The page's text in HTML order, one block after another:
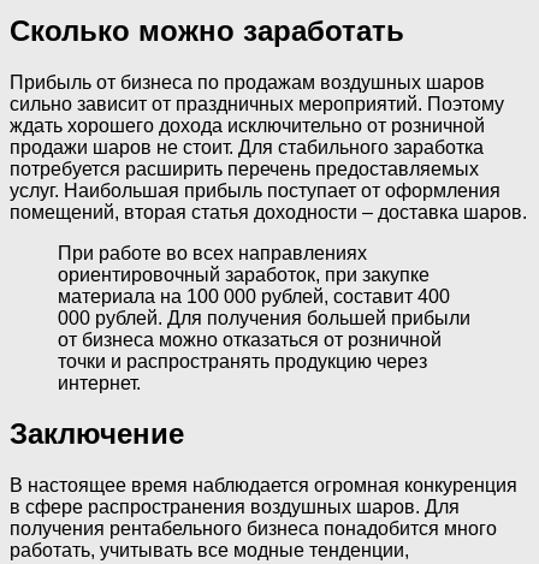
Сколько можно заработать
Прибыль от бизнеса по продажам воздушных шаров
сильно зависит от праздничных мероприятий. Поэтому
ждать хорошего дохода исключительно от розничной
продажи шаров не стоит. Для стабильного заработка
потребуется расширить перечень предоставляемых
услуг. Наибольшая прибыль поступает от оформления
помещений, вторая статья доходности – доставка шаров.
При работе во всех направлениях
ориентировочный заработок, при закупке
материала на 100 000 рублей, составит 400
000 рублей. Для получения большей прибыли
от бизнеса можно отказаться от розничной
точки и распространять продукцию через
интернет.
Заключение
В настоящее время наблюдается огромная конкуренция
в сфере распространения воздушных шаров. Для
получения рентабельного бизнеса понадобится много
работать, учитывать все модные тенденции,